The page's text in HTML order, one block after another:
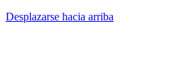
Desplazarse hacia arriba